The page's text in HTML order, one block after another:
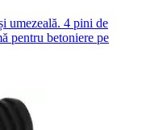
umezeală. 4 pini de
pentru betoniere pe